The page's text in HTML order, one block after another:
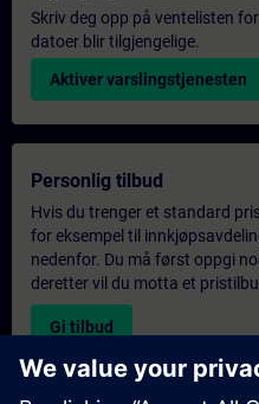
Skriv deg opp på ventelisten
datoer blir tilgjengelige.
Aktiver varslingstjenesten
Personlig tilbud
Hvis du trenger et standard
for eksempel til
nedenfor. Du må først oppgi
deretter vil du motta et
Gi tilbud